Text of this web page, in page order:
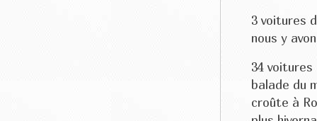
3 voitures
nous y
34
balade du
croûte à